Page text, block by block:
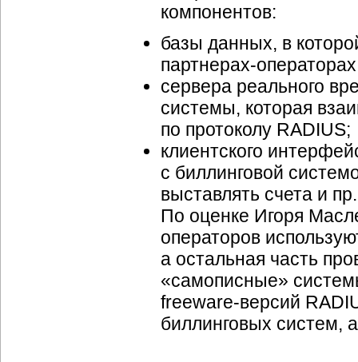
компонентов:
базы данных, в
партнерах-операторах
сервера реального
системы, которая
по протоколу RADIUS;
клиентского
с биллинговой
выставлять счета и пр.
По оценке Игоря
операторов
а остальная часть
«самописные»
freeware-версий
биллинговых систем,